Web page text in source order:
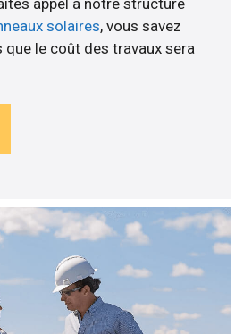
solaires, vous savez
le coût des travaux sera